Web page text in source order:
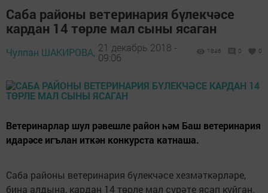
Саба районы ветеринария бүлекчәсе
кардан 14 төрле мал сыны ясаган
Чулпан ШАКИРОВА, 21 декабрь 2018 -
09:06
1846 0 0
Ветеринарлар шул рәвешле район һәм Баш ветеринария
идарәсе игълан иткән конкурста катнаша.
Саба районы ветеринария бүлекчәсе хезмәткәрләре,
бина алдына, кардан 14 төрле мал сурәте ясап куйган.